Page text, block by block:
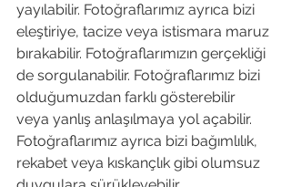
yayılabilir. Fotoğraflarımız ayrıca bizi
eleştiriye, tacize veya istismara maruz
bırakabilir. Fotoğraflarımızın gerçekliği
de sorgulanabilir. Fotoğraflarımız bizi
olduğumuzdan farklı gösterebilir
veya yanlış anlaşılmaya yol açabilir.
Fotoğraflarımız ayrıca bizi bağımlılık,
rekabet veya kıskançlık gibi olumsuz